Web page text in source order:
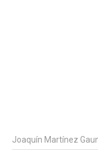
Joaquín Martínez